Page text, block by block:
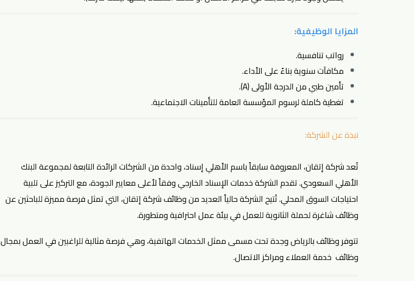
المزايا الوظيفية:
رواتب تنافسية.
مكافآت سنوية بناءً على الأداء.
تأمين طبي من الدرجة الأولى (A).
تغطية كاملة لرسوم المؤسسة العامة للتأمينات الاجتماعية.
نبذة عن الشركة:
تُعد شركة إتقان، المعروفة سابقاً باسم الأهلي إسناد، واحدة من الشركات الرائدة التابعة لمجموعة البنك
الأهلي السعودي. تقدم الشركة خدمات الإسناد الخارجي وفقاً لأعلى معايير الجودة، مع التركيز على تلبية
احتياجات السوق المحلي. تُتيح الشركة حالياً العديد من وظائف شركة إتقان، التي تمثل فرصة مميزة للباحثين عن
وظائف شاغرة لحملة الثانويةللعمل في بيئة عمل احترافية ومتطورة.
تتوفروظائف بالرياضوجدة تحت مسمى ممثل الخدمات الهاتفية، وهي فرصة مثالية للراغبين في العمل بمجال
وظائف خدمة العملاءومراكز الاتصال.